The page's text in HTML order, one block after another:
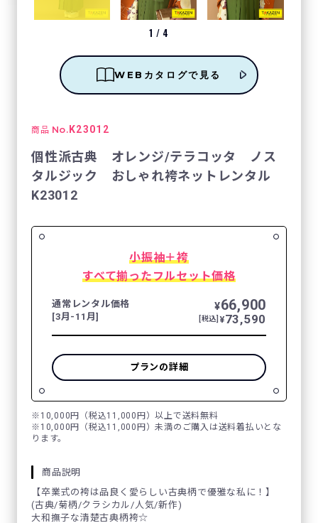
1 / 4
WEBカタログで見る
商品 No. K23012
個性派古典 オレンジ/テラコッタ ノス
タルジック おしゃれ袴ネットレンタル
K23012
小振袖＋袴
すべて揃ったフルセット価格
通常レンタル価格
[3月-11月]
¥66,900
[税込] ¥73,590
プランの詳細
※10,000円（税込11,000円）以上で送料無料
※10,000円（税込11,000円）未満のご購入は送料着払いとな
ります。
商品説明
【卒業式の袴は品良く愛らしい古典柄で優雅な私に！】
(古典/菊柄/クラシカル/人気/新作)
大和撫子な清楚古典柄袴☆